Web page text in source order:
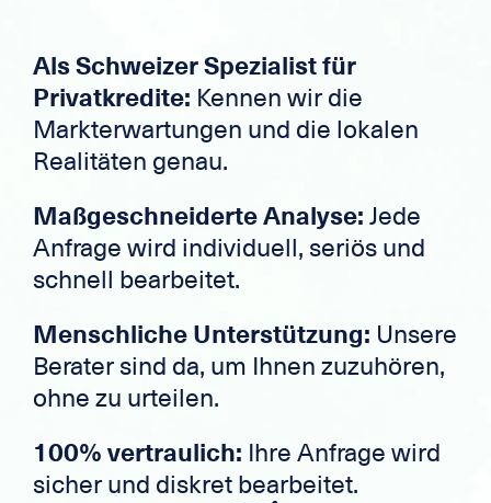
Als Schweizer Spezialist für
Privatkredite: Kennen wir die
Markterwartungen und die lokalen
Realitäten genau.
Maßgeschneiderte Analyse: Jede
Anfrage wird individuell, seriös und
schnell bearbeitet.
Menschliche Unterstützung: Unsere
Berater sind da, um Ihnen zuzuhören,
ohne zu urteilen.
100% vertraulich: Ihre Anfrage wird
sicher und diskret bearbeitet.